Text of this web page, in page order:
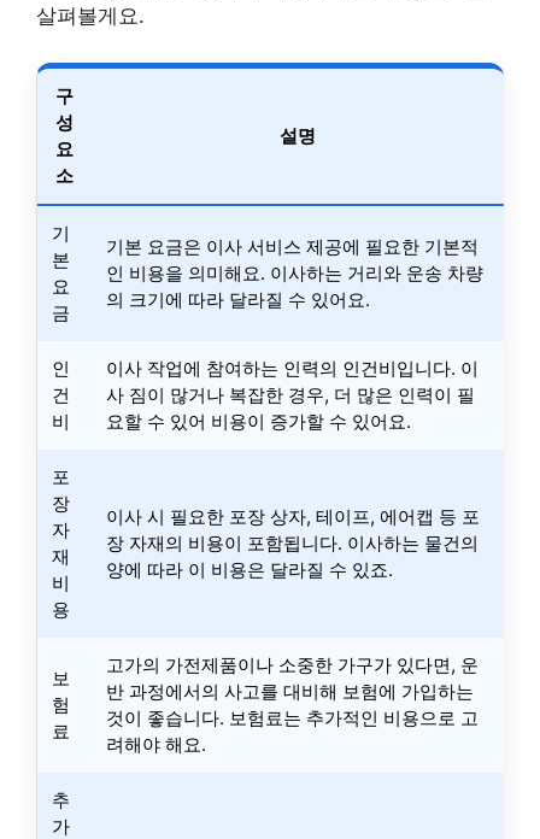
살펴볼게요.
구
성
요
소
설명
기
본
요
금
기본 요금은 이사 서비스 제공에 필요한 기본적
인 비용을 의미해요. 이사하는 거리와 운송 차량
의 크기에 따라 달라질 수 있어요.
인
건
비
이사 작업에 참여하는 인력의 인건비입니다. 이
사 짐이 많거나 복잡한 경우, 더 많은 인력이 필
요할 수 있어 비용이 증가할 수 있어요.
포
장
자
재
비
용
이사 시 필요한 포장 상자, 테이프, 에어캡 등 포
장 자재의 비용이 포함됩니다. 이사하는 물건의
양에 따라 이 비용은 달라질 수 있죠.
보
험
료
고가의 가전제품이나 소중한 가구가 있다면, 운
반 과정에서의 사고를 대비해 보험에 가입하는
것이 좋습니다. 보험료는 추가적인 비용으로 고
려해야 해요.
추
가